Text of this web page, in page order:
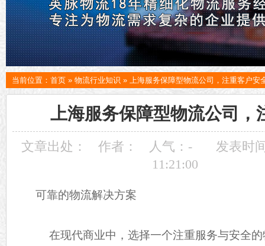
当前位置： 首页 » 物流行业知识 » 上海服务保障型物流公司，注重客户安
上海服务保障型物流公司，
文章出处： 作者： 人气： -
发表时
11:21:00
可靠的物流解决方案
在现代商业中，选择一个注重服务与安全的